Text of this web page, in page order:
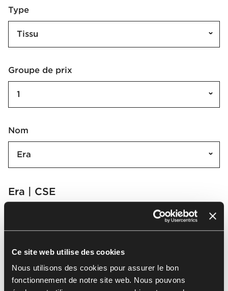
Ce site web utilise des cookies
Nous utilisons des cookies pour assurer le bon
fonctionnement de notre site web. Nous pouvons
Type
Tissu
Groupe de prix
1
Nom
Era
Era | CSE
Effacer la sélection